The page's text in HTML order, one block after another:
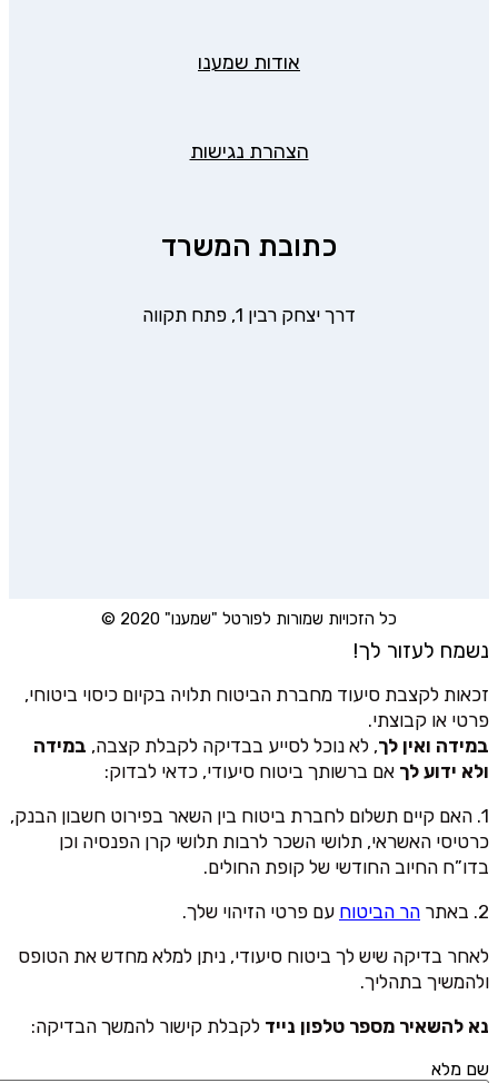
אודות שמענו
הצהרת נגישות
כתובת המשרד
דרך יצחק רבין 1, פתח תקווה
כל הזכויות שמורות לפורטל "שמענו" 2020 ©
נשמח לעזור לך!
זכאות לקצבת סיעוד מחברת הביטוח תלויה בקיום כיסוי ביטוחי,
פרטי או קבוצתי.
במידה ואין לך, לא נוכל לסייע בבדיקה לקבלת קצבה, במידה
ולא ידוע לך אם ברשותך ביטוח סיעודי, כדאי לבדוק:
1. האם קיים תשלום לחברת ביטוח בין השאר בפירוט חשבון הבנק,
כרטיסי האשראי, תלושי השכר לרבות תלושי קרן הפנסיה וכן
בדו”ח החיוב החודשי של קופת החולים.
2. באתר
הר הביטוח עם פרטי הזיהוי שלך.
לאחר בדיקה שיש לך ביטוח סיעודי, ניתן למלא מחדש את הטופס
ולהמשיך בתהליך.
נא להשאיר מספר טלפון נייד לקבלת קישור להמשך הבדיקה:
שם מלא